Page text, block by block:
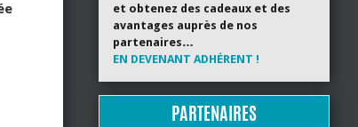
et obtenez des cadeaux et des
avantages auprès de nos
partenaires…
EN DEVENANT ADHÉRENT !
PARTENAIRES